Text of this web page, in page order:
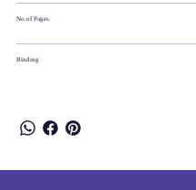
No.of Pages
Binding